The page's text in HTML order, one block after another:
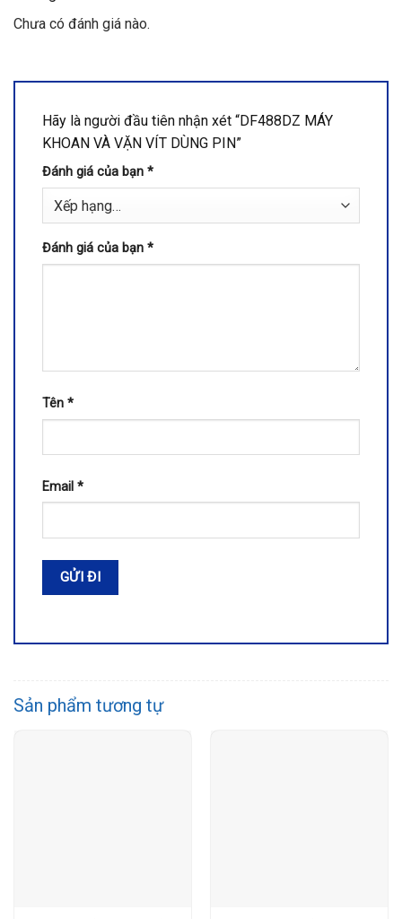
Chưa có đánh giá nào.
Hãy là người đầu tiên nhận xét “DF488DZ MÁY
KHOAN VÀ VẶN VÍT DÙNG PIN”
Đánh giá của bạn *
Đánh giá của bạn *
Tên *
Email *
Sản phẩm tương tự